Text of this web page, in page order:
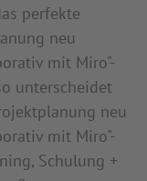
perfekte
neu
mit Miro"-
unterscheidet
neu
mit Miro"-
Schulung +